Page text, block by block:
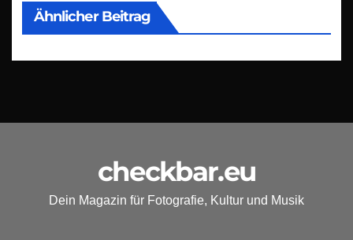
Ähnlicher Beitrag
checkbar.eu
Dein Magazin für Fotografie, Kultur und Musik